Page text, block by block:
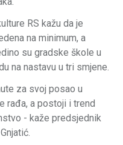
RS kažu da je
na minimum, a
su gradske škole u
na nastavu u tri smjene.
za svoj posao u
rađa, a postoji i trend
- kaže predsjednik